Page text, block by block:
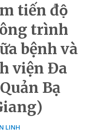
tiến độ
trình
bệnh và
viện Đa
Bạ
LINH